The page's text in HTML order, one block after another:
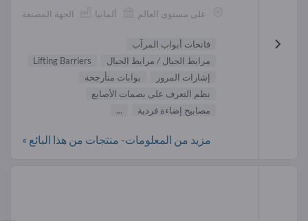
الجهة المصنعة ألمانيا على مستوى العالم
فاتحات أبواب المرآب
مرابط الحبال / مرابط الحبال
Lifting Barriers
إشارات المرور
بوابات متأرجحة
نظم التعرف على بصمات الأصابع
مصابيح إضاءة فردية
...
مزيد من المعلومات- منتجات من هذا البائع »